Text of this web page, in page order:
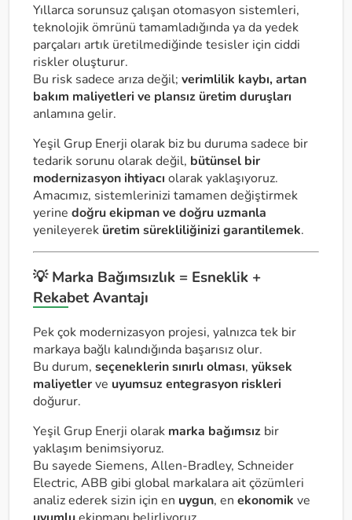
Yıllarca sorunsuz çalışan otomasyon sistemleri,
teknolojik ömrünü tamamladığında ya da yedek
parçaları artık üretilmediğinde tesisler için ciddi
riskler oluşturur.
Bu risk sadece arıza değil; verimlilik kaybı, artan
bakım maliyetleri ve plansız üretim duruşları
anlamına gelir.
Yeşil Grup Enerji olarak biz bu duruma sadece bir
tedarik sorunu olarak değil, bütünsel bir
modernizasyon ihtiyacı olarak yaklaşıyoruz.
Amacımız, sistemlerinizi tamamen değiştirmek
yerine doğru ekipman ve doğru uzmanla
yenileyerek üretim sürekliliğinizi garantilemek.
💡 Marka Bağımsızlık = Esneklik +
Rekabet Avantajı
Pek çok modernizasyon projesi, yalnızca tek bir
markaya bağlı kalındığında başarısız olur.
Bu durum, seçeneklerin sınırlı olması, yüksek
maliyetlerve uyumsuz entegrasyon riskleri
doğurur.
Yeşil Grup Enerji olarak marka bağımsız bir
yaklaşım benimsiyoruz.
Bu sayede Siemens, Allen-Bradley, Schneider
Electric, ABB gibi global markalara ait çözümleri
analiz ederek sizin için en uygun, en ekonomik ve